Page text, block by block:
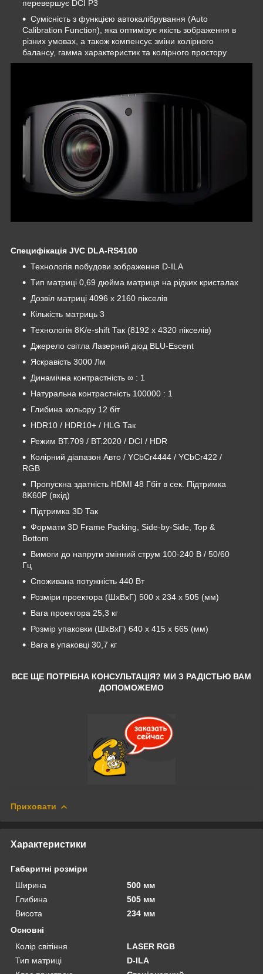
перевершує DCI P3
Сумісність з функцією автокалібрування (Auto
Calibration Function), яка оптимізує якість зображення в
різних умовах, а також компенсує зміни колірного
балансу, гамма характеристик та колірного простору
Специфікація JVC DLA-RS4100
Технологія побудови зображення D-ILA
Тип матриці 0,69 дюйма матриця на рідких кристалах
Дозвіл матриці 4096 x 2160 пікселів
Кількість матриць 3
Технологія 8K/e-shift Так (8192 x 4320 пікселів)
Джерело світла Лазерний діод BLU-Escent
Яскравість 3000 Лм
Динамічна контрастність ∞ : 1
Натуральна контрастність 100000 : 1
Глибина кольору 12 біт
HDR10 / HDR10+ / HLG Так
Режим BT.709 / BT.2020 / DCI / HDR
Колірний діапазон Авто / YCbCr4444 / YCbCr422 /
RGB
Пропускна здатність HDMI 48 Гбіт в сек. Підтримка
8K60P (вхід)
Підтримка 3D Так
Формати 3D Frame Packing, Side-by-Side, Top &
Bottom
Вимоги до напруги змінний струм 100-240 В / 50/60
Гц
Споживана потужність 440 Вт
Розміри проектора (ШхВхГ) 500 x 234 x 505 (мм)
Вага проектора 25,3 кг
Розмір упаковки (ШхВхГ) 640 x 415 x 665 (мм)
Вага в упаковці 30,7 кг
ВСЕ ЩЕ ПОТРІБНА КОНСУЛЬТАЦІЯ? МИ З РАДІСТЬЮ ВАМ
ДОПОМОЖЕМО
Приховати
Характеристики
Габаритні розміри
Ширина
500 мм
Глибина
505 мм
Висота
234 мм
Основні
Колір світіння
LASER RGB
Тип матриці
D-ILA